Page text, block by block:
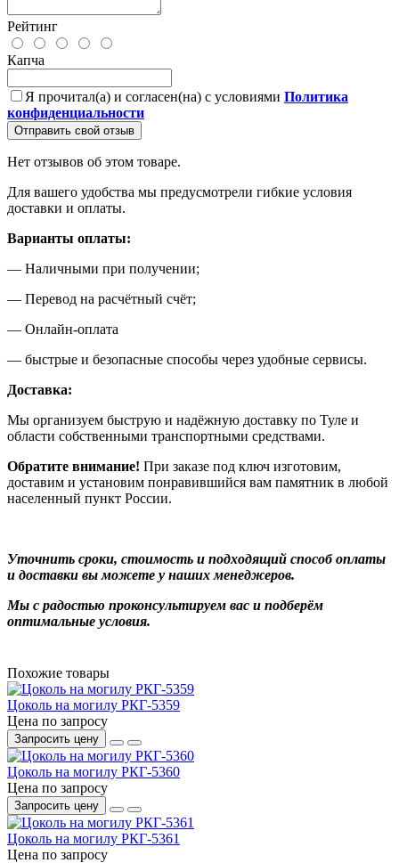
Рейтинг
Капча
Я прочитал(а) и согласен(на) с условиями Политика
конфиденциальности
Отправить свой отзыв
Нет отзывов об этом товаре.
Для вашего удобства мы предусмотрели гибкие условия
доставки и оплаты.
Варианты оплаты:
— Наличными при получении;
— Перевод на расчётный счёт;
— Онлайн-оплата
— быстрые и безопасные способы через удобные сервисы.
Доставка:
Мы организуем быструю и надёжную доставку по Туле и
области собственными транспортными средствами.
Обратите внимание! При заказе под ключ изготовим,
доставим и установим понравившийся вам памятник в любой
населенный пункт России.
Уточнить сроки, стоимость и подходящий способ оплаты
и доставки вы можете у наших менеджеров.
Мы с радостью проконсультируем вас и подберём
оптимальные условия.
Похожие товары
Цоколь на могилу РКГ-5359
Цена по запросу
Запросить цену
Цоколь на могилу РКГ-5360
Цена по запросу
Запросить цену
Цоколь на могилу РКГ-5361
Цена по запросу